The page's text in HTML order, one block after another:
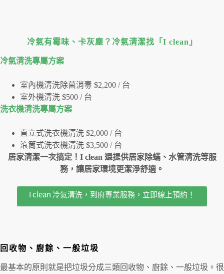
冷氣有霉味、卡灰塵？冷氣清潔找「I clean」
冷氣清洗專屬⽅案
室內機清洗除菌消毒 $2,200 / 台
室外機清洗 $500 / 台
洗衣機清洗專屬⽅案
直立式洗衣機清洗 $2,000 / 台
滾筒式洗衣機清洗 $3,500 / 台
居家清潔一次搞定！I clean 還提供居家除蟎、水管清洗等服
務，讓居家環境更潔淨舒適。
I clean 冷氣清洗，到府專業服務，立即線上預約！
回收物、廚餘、一般垃圾
最基本的原則就是把垃圾分成三類回收物、廚餘、一般垃圾。很